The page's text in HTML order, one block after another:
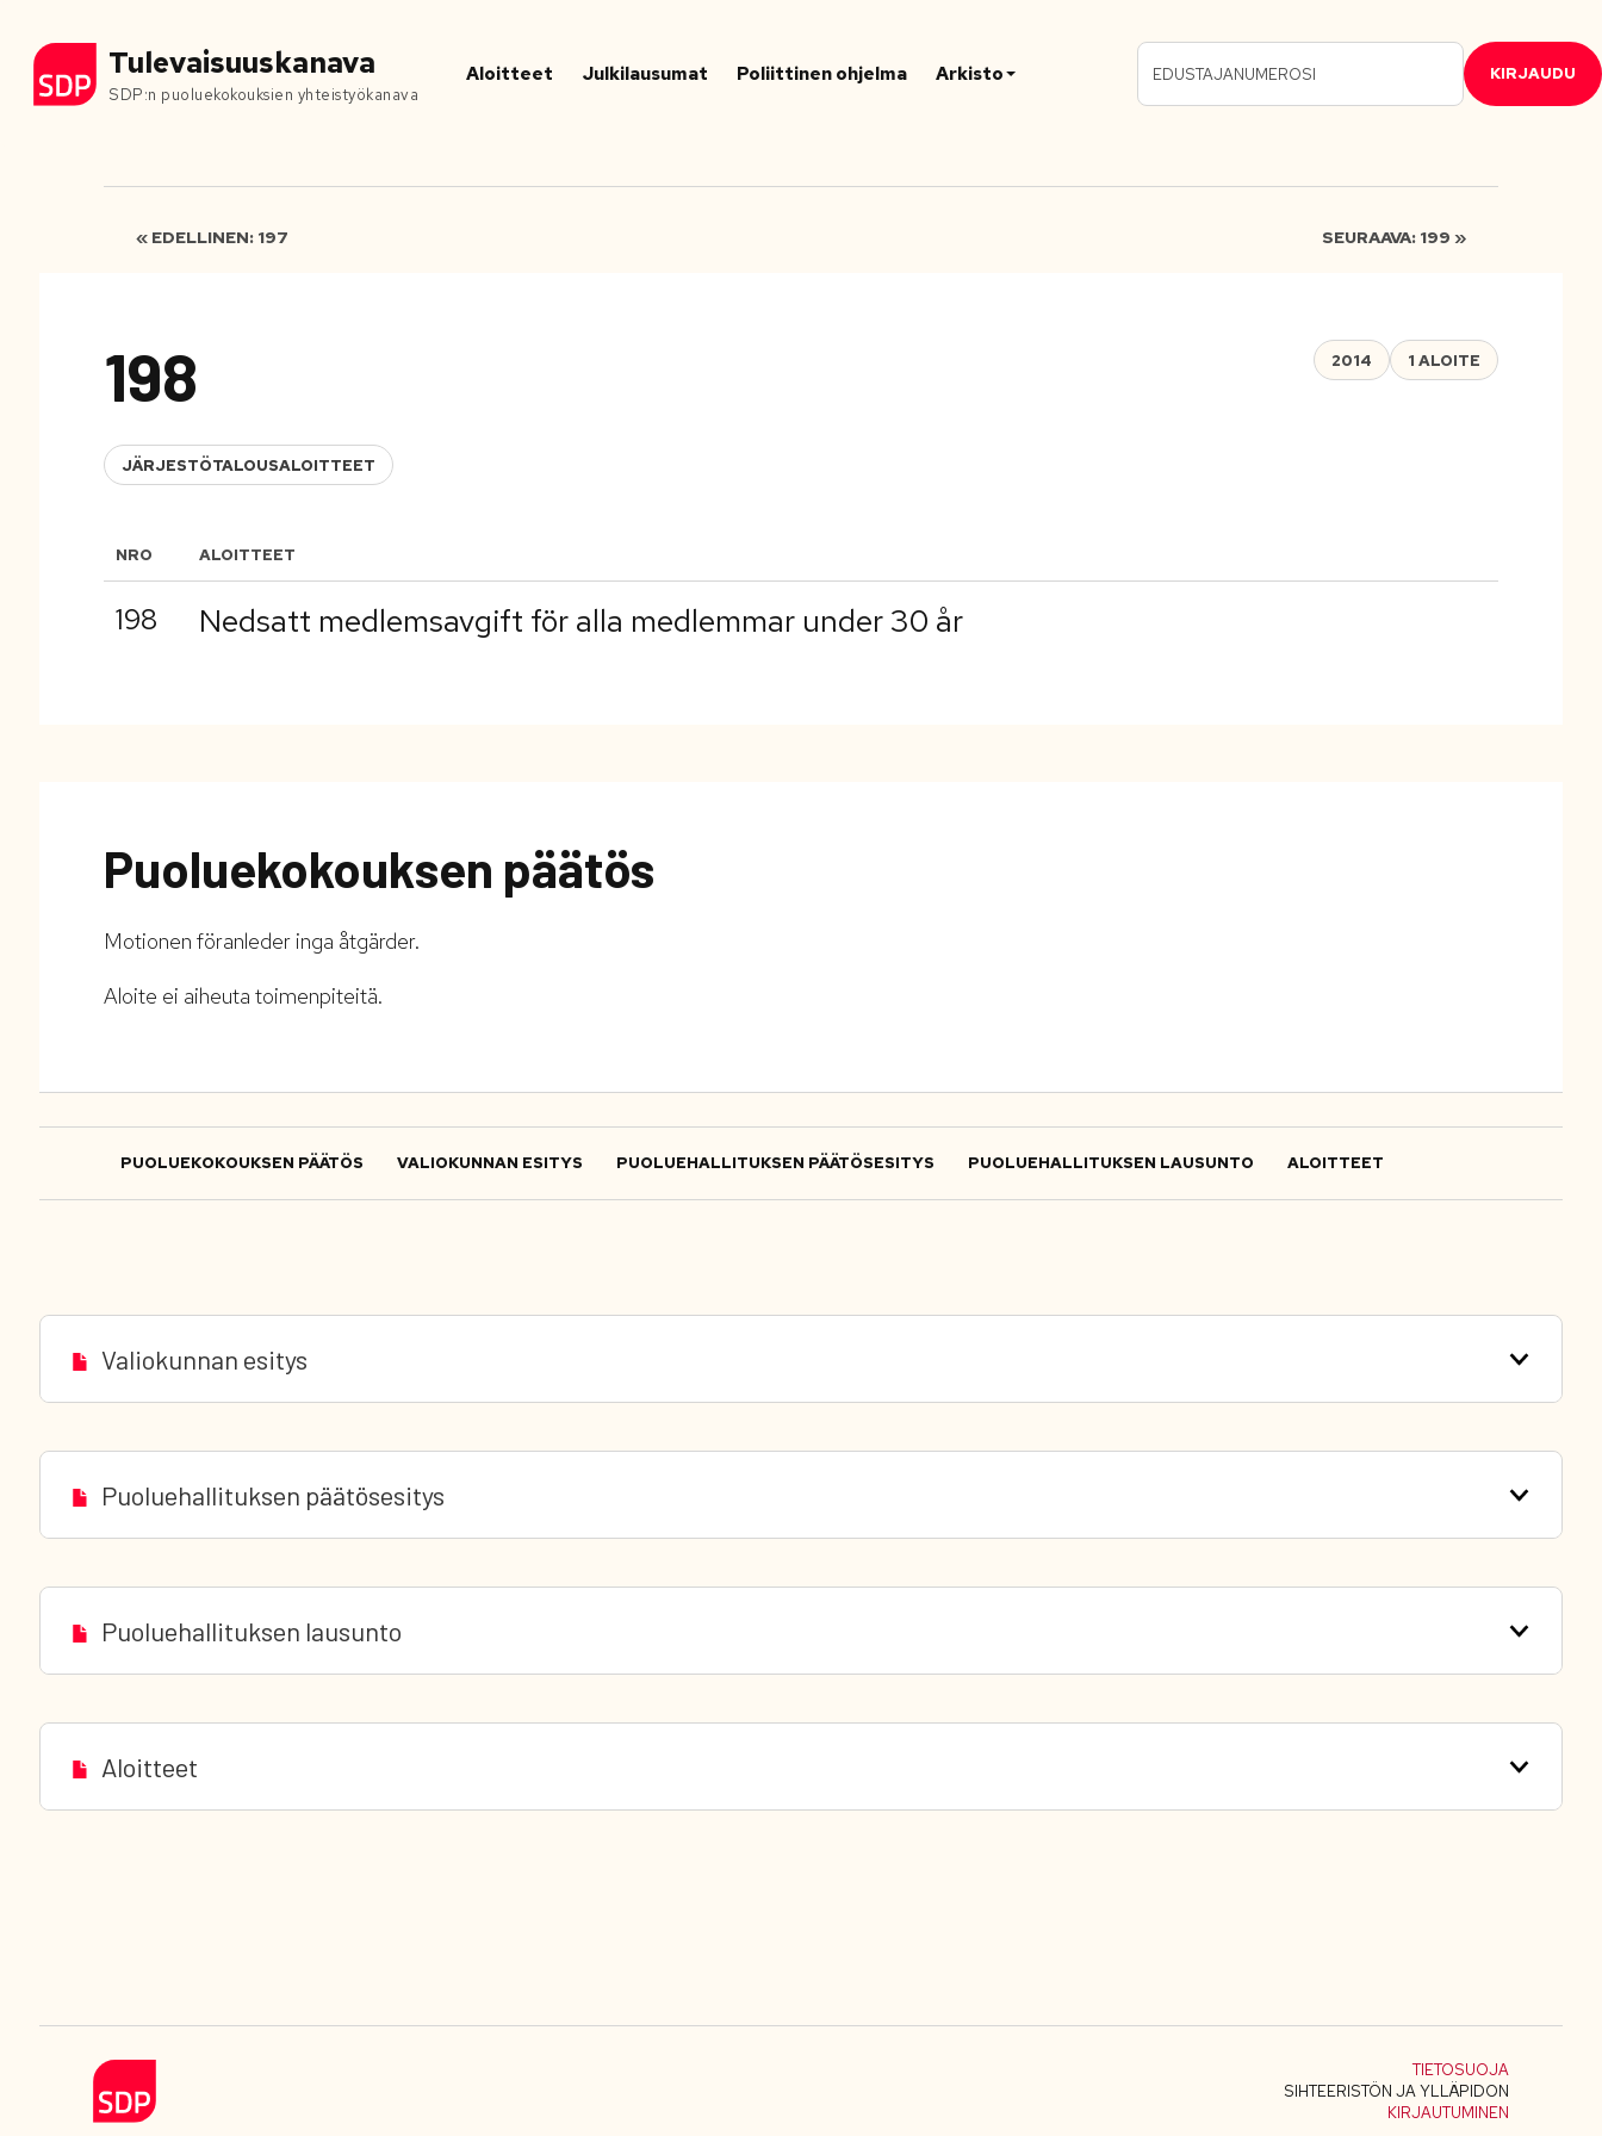
Tulevaisuuskanava
SDP:n puoluekokouksien yhteistyökanava
Aloitteet Julkilausumat Poliittinen ohjelma Arkisto KIRJAUDU
« EDELLINEN: 197 SEURAAVA: 199 »
198
JÄRJESTÖTALOUSALOITTEET
2014 1 ALOITE
NRO ALOITTEET
198 Nedsatt medlemsavgift för alla medlemmar under 30 år
Puoluekokouksen päätös
Motionen föranleder inga åtgärder.
Aloite ei aiheuta toimenpiteitä.
PUOLUEKOKOUKSEN PÄÄTÖS VALIOKUNNAN ESITYS PUOLUEHALLITUKSEN PÄÄTÖSESITYS PUOLUEHALLITUKSEN LAUSUNTO ALOITTEET
Valiokunnan esitys
Puoluehallituksen päätösesitys
Puoluehallituksen lausunto
Aloitteet
TIETOSUOJA
SIHTEERISTÖN JA YLLÄPIDON
KIRJAUTUMINEN